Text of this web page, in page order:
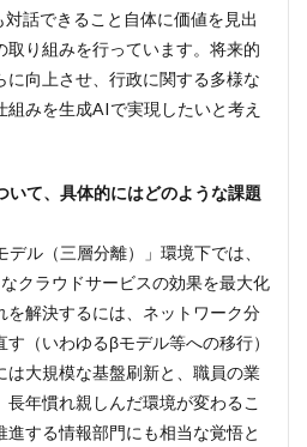
話できること自体に価値を見出
り組みを行っています。将来的
に向上させ、行政に関する多様な
みを生成AIで実現したいと考え
いて、具体的にはどのような課題
ル（三層分離）」環境下では、
クラウドサービスの効果を最大化
を解決するには、ネットワーク分
（いわゆるβモデル等への移行）
は大規模な基盤刷新と、職員の業
年慣れ親しんだ環境が変わるこ
進する情報部門にも相当な覚悟と